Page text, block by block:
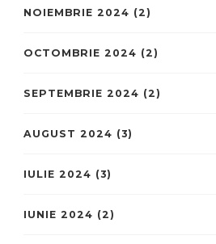
NOIEMBRIE 2024 (2)
OCTOMBRIE 2024 (2)
SEPTEMBRIE 2024 (2)
AUGUST 2024 (3)
IULIE 2024 (3)
IUNIE 2024 (2)